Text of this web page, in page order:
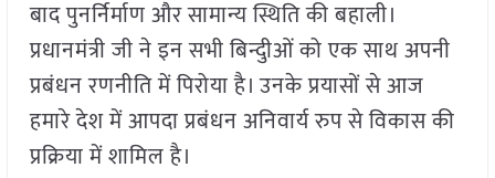
बाद पुनर्निर्माण और सामान्य स्थिति की बहाली।
प्रधानमंत्री जी ने इन सभी बिन्दुीओं को एक साथ अपनी
प्रबंधन रणनीति में पिरोया है। उनके प्रयासों से आज
हमारे देश में आपदा प्रबंधन अनिवार्य रुप से विकास की
प्रक्रिया में शामिल है।